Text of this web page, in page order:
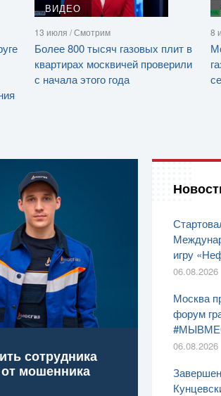
ВИДЕО
13 июля / Смотрим
Более 800 тысяч газовых плит в
квартирах москвичей проверили
с начала этого года
8
сотрудника
мошенника
игру
06.08.2026
Москва
форум
06.08.2026